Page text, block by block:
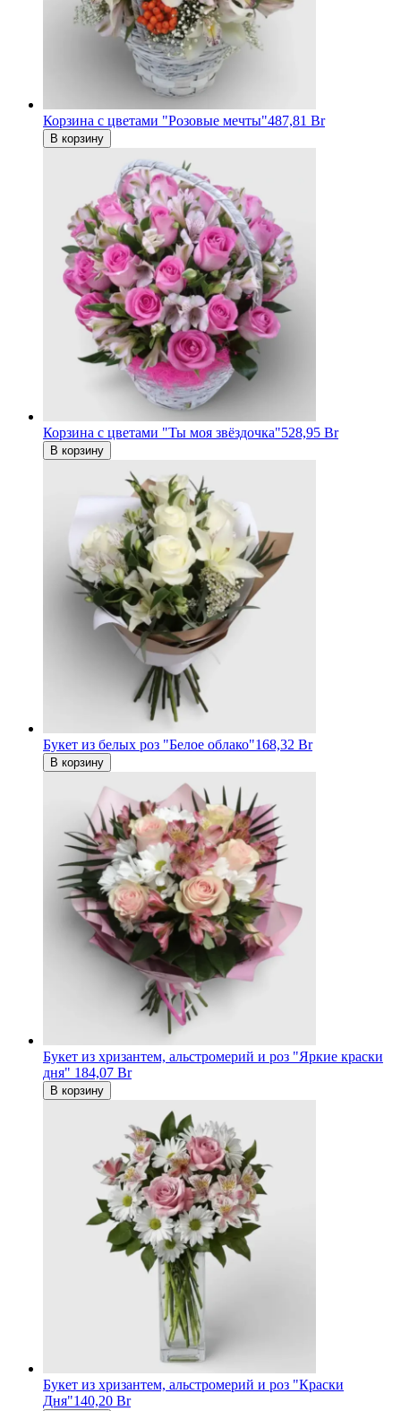
Корзина с цветами "Розовые мечты"487,81 Br
В корзину
Корзина с цветами "Ты моя звёздочка"528,95 Br
В корзину
Букет из белых роз "Белое облако"168,32 Br
В корзину
Букет из хризантем, альстромерий и роз "Яркие краски
дня" 184,07 Br
В корзину
Букет из хризантем, альстромерий и роз "Краски
Дня"140,20 Br